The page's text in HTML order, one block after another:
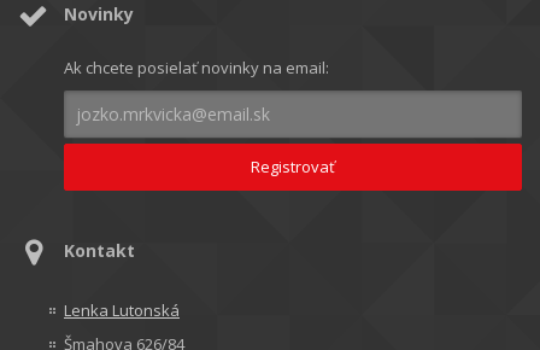
Novinky
Ak chcete posielať novinky na email:
Kontakt
Lenka Lutonská
Šmahova 626/84